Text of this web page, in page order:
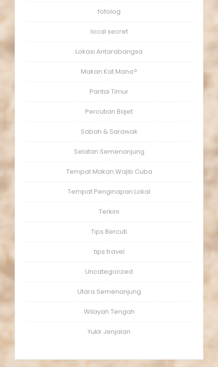
fotolog
local secret
Lokasi Antarabangsa
Makan Kat Mana?
Pantai Timur
Percutian Bajet
Sabah & Sarawak
Selatan Semenanjung
Tempat Makan Wajib Cuba
Tempat Penginapan Lokal
Terkini
Tips Bercuti
tips travel
Uncategorized
Utara Semenanjung
Wilayah Tengah
Yukk Jenjalan